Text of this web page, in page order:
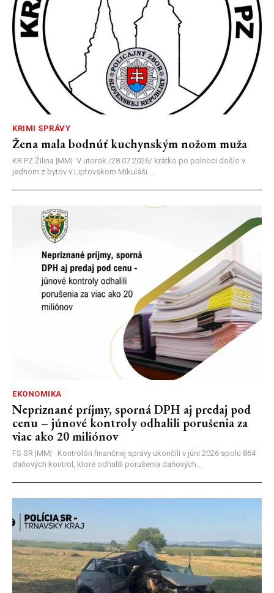
KRIMI SPRÁVY
Žena mala bodnúť kuchynským nožom muža
KR PZ Žilina |MM| V utorok /28.07.2026/ krátko po polnoci došlo v
jednom z bytov v Liptovskom Mikuláši...
EKONOMIKA
Nepriznané príjmy, sporná DPH aj predaj pod
cenu – júnové kontroly odhalili porušenia za
viac ako 20 miliónov
FS SR |MM| Kontrolóri finančnej správy ukončili v júni 2026 spolu 864
daňových kontrol, ktoré odhalili porušenia daňových...